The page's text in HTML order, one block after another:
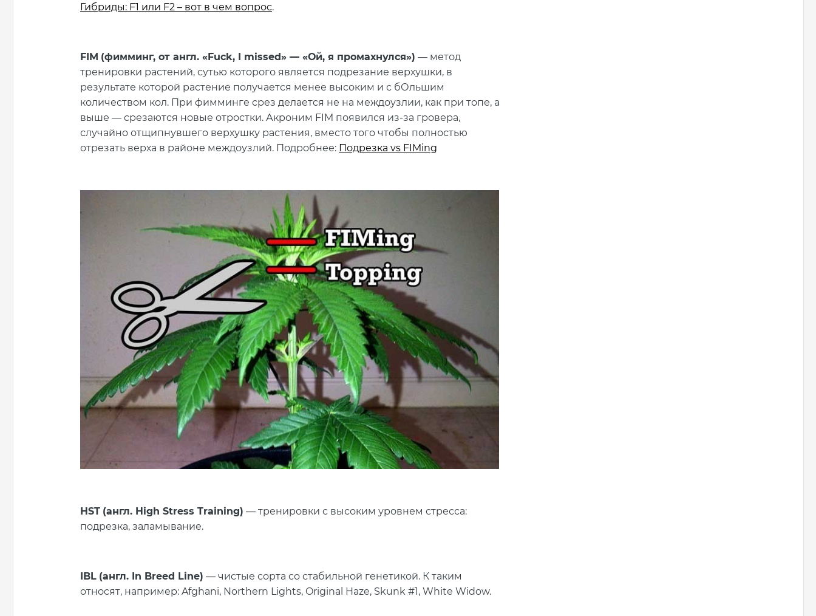
Гибриды: F1 или F2 – вот в чем вопрос.
FIM (фимминг, от англ. «Fuck, I missed» — «Ой, я промахнулся») — метод
тренировки растений, сутью которого является подрезание верхушки, в
результате которой растение получается менее высоким и с бОльшим
количеством кол. При фимминге срез делается не на междоузлии, как при топе, а
выше — срезаются новые отростки. Акроним FIM появился из-за гровера,
случайно отщипнувшего верхушку растения, вместо того чтобы полностью
отрезать верха в районе междоузлий. Подробнее: Подрезка vs FIMing
HST (англ. High Stress Training) — тренировки с высоким уровнем стресса:
подрезка, заламывание.
IBL (англ. In Breed Line) — чистые сорта со стабильной генетикой. К таким
относят, например: Afghani, Northern Lights, Original Haze, Skunk #1, White Widow.